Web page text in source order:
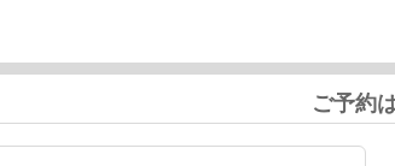
ご予約